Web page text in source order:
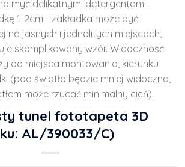
myć delikatnymi detergentami.
1-2cm - zakładka może być
na jasnych i jednolitych miejscach,
skomplikowany wzór. Widoczność
od miejsca montowania, kierunku
(pod światło będzie mniej widoczna,
może rzucać minimalny cień).
tunel fototapeta 3D
AL/390033/C)